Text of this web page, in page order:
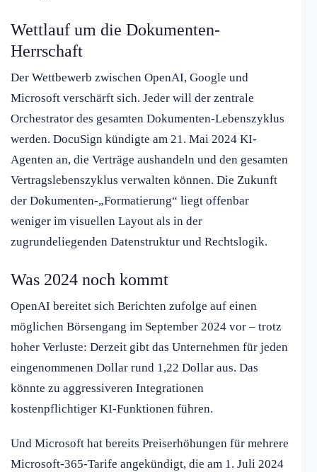
Wettlauf um die Dokumenten-
Herrschaft
Der Wettbewerb zwischen OpenAI, Google und
Microsoft verschärft sich. Jeder will der zentrale
Orchestrator des gesamten Dokumenten-Lebenszyklus
werden. DocuSign kündigte am 21. Mai 2024 KI-
Agenten an, die Verträge aushandeln und den gesamten
Vertragslebenszyklus verwalten können. Die Zukunft
der Dokumenten-„Formatierung“ liegt offenbar
weniger im visuellen Layout als in der
zugrundeliegenden Datenstruktur und Rechtslogik.
Was 2024 noch kommt
OpenAI bereitet sich Berichten zufolge auf einen
möglichen Börsengang im September 2024 vor – trotz
hoher Verluste: Derzeit gibt das Unternehmen für jeden
eingenommenen Dollar rund 1,22 Dollar aus. Das
könnte zu aggressiveren Integrationen
kostenpflichtiger KI-Funktionen führen.
Und Microsoft hat bereits Preiserhöhungen für mehrere
Microsoft-365-Tarife angekündigt, die am 1. Juli 2024